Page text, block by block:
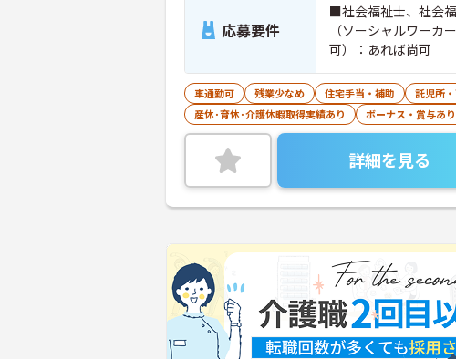
応募要件
■社会福祉士、社会
（ソーシャルワー
可）：あれば尚可
車通勤可 残業少なめ 住宅手当・補助 託児所
産休･育休･介護休暇取得実績あり
ボーナス・賞与あり
詳細を見る